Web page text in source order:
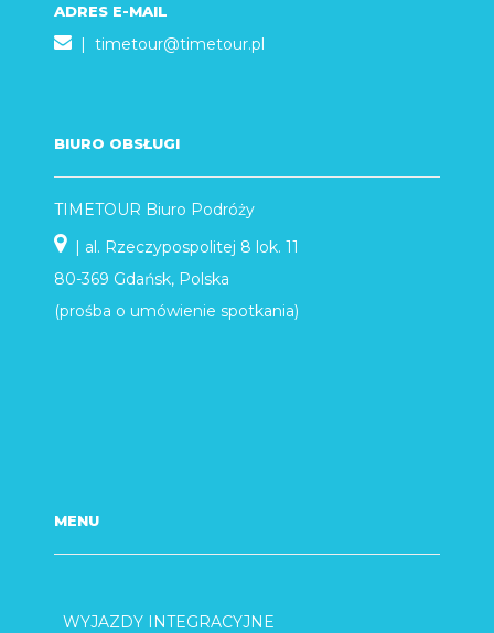
ADRES E-MAIL
| timetour@timetour.pl
BIURO OBSŁUGI
TIMETOUR Biuro Podróży
| al. Rzeczypospolitej 8 lok. 11
80-369 Gdańsk, Polska
(prośba o umówienie spotkania)
MENU
WYJAZDY INTEGRACYJNE